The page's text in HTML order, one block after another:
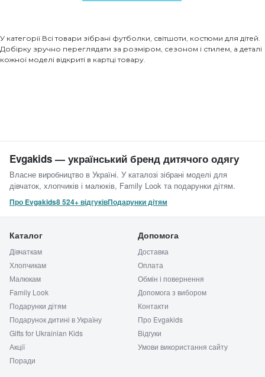
У категорії Всi товари зібрані футболки, світшоти, костюми для дітей.
Добірку зручно переглядати за розміром, сезоном і стилем, а деталі
кожної моделі відкриті в картці товару.
Evgakids — український бренд дитячого одягу
Власне виробництво в Україні. У каталозі зібрані моделі для
дівчаток, хлопчиків і малюків, Family Look та подарунки дітям.
Про Evgakids8 524+ відгуківПодарунки дітям
Каталог
Дівчаткам
Хлопчикам
Малюкам
Family Look
Подарунки дітям
Подарунок дитині в Україну
Gifts for Ukrainian Kids
Акції
Поради
Допомога
Доставка
Оплата
Обмін і повернення
Допомога з вибором
Контакти
Про Evgakids
Відгуки
Умови використання сайту